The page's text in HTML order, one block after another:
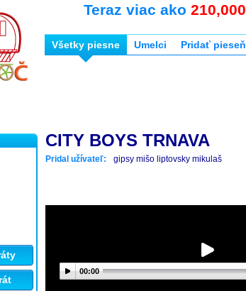
Teraz viac ako 210,000
Všetky piesne Umelci Pridať pieseň
CITY BOYS TRNAVA
Pridal užívateľ: gipsy mišo liptovsky mikulaš
00:00